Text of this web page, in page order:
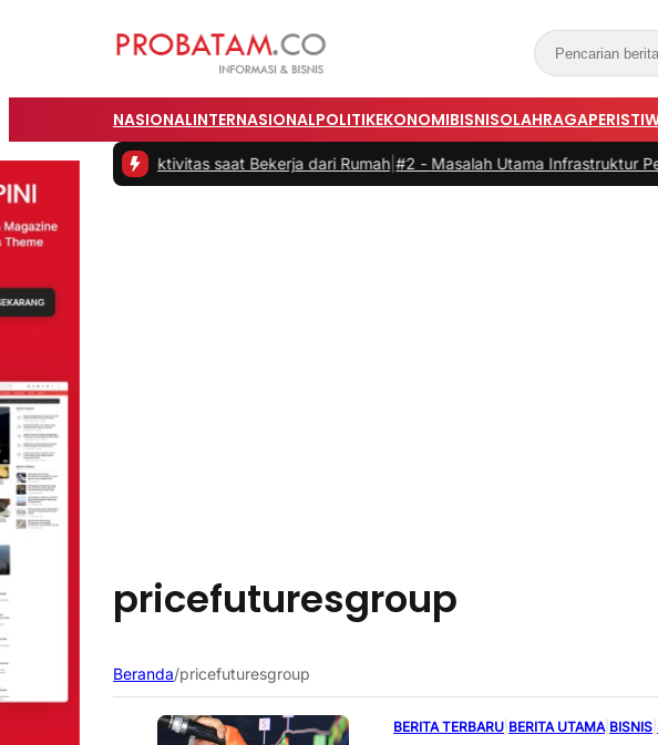
NASIONALINTERNASIONALPOLITIKEKONOMIBISNISOLAHRAGA
Produktivitas saat Bekerja dari Rumah|#2 -Masalah Utama Infrastruktur Pengisian
pricefuturesgroup
Beranda/pricefuturesgroup
BERITA TERBARU BERITA UTAMA BISNIS